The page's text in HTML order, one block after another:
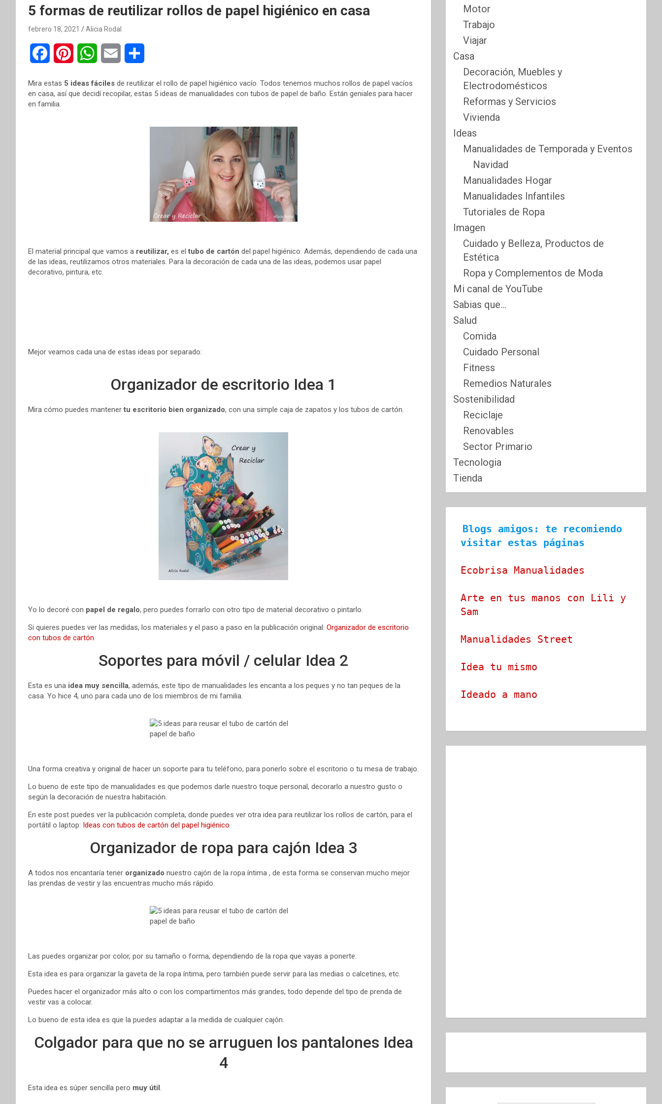
5 formas de reutilizar rollos de papel higiénico en casa
febrero 18, 2021 Alicia Rodal
c n a a m
Mira estas 5 ideas fáciles de reutilizar el rollo de papel higiénico vacío. Todos tenemos muchos rollos de papel vacíos
en casa, así que decidí recopilar, estas 5 ideas de manualidades con tubos de papel de baño. Están geniales para hacer
en familia.
El material principal que vamos a reutilizar, es eltubo de cartón del papel higiénico. Además, dependiendo de cada una
de las ideas, reutilizamos otros materiales. Para la decoración de cada una de las ideas, podemos usar papel
decorativo, pintura, etc.
Mejor veamos cada una de estas ideas por separado:
Organizador de escritorio Idea 1
Mira cómo puedes mantenertu escritorio bien organizado, con una simple caja de zapatos y los tubos de cartón.
Yo lo decoré con papel de regalo, pero puedes forrarlo con otro tipo de material decorativo o pintarlo.
Si quieres puedes ver las medidas, los materiales y el paso a paso en la publicación original: Organizador de escritorio
con tubos de cartón
Soportes para móvil / celular Idea 2
Esta es una idea muy sencilla, además, este tipo de manualidades les encanta a los peques y no tan peques de la
casa. Yo hice 4, uno para cada uno de los miembros de mi familia.
Una forma creativa y original de hacer un soporte para tu teléfono, para ponerlo sobre el escritorio o tu mesa de trabajo.
Lo bueno de este tipo de manualidades es que podemos darle nuestro toque personal, decorarlo a nuestro gusto o
según la decoración de nuestra habitación.
En este post puedes ver la publicación completa, donde puedes ver otra idea para reutilizar los rollos de cartón, para el
portátil o laptop: Ideas con tubos de cartón del papel higiénico
Organizador de ropa para cajón Idea 3
A todos nos encantaría tener organizado nuestro cajón de la ropa íntima , de esta forma se conservan mucho mejor
las prendas de vestir y las encuentras mucho más rápido.
Las puedes organizar por color, por su tamaño o forma, dependiendo de la ropa que vayas a ponerte.
Esta idea es para organizar la gaveta de la ropa íntima, pero también puede servir para las medias o calcetines, etc.
Puedes hacer el organizador más alto o con los compartimentos más grandes, todo depende del tipo de prenda de
vestir vas a colocar.
Lo bueno de esta idea es que la puedes adaptar a la medida de cualquier cajón.
Colgador para que no se arruguen los pantalones Idea
4
Esta idea es súper sencilla pero muy útil.
Motor
Trabajo
Viajar
Casa
Decoración, Muebles y
Electrodomésticos
Reformas y Servicios
Vivienda
Ideas
Manualidades de Temporada y Eventos
Navidad
Manualidades Hogar
Manualidades Infantiles
Tutoriales de Ropa
Imagen
Cuidado y Belleza, Productos de
Estética
Ropa y Complementos de Moda
Mi canal de YouTube
Sabias que…
Salud
Comida
Cuidado Personal
Fitness
Remedios Naturales
Sostenibilidad
Reciclaje
Renovables
Sector Primario
Tecnologia
Tienda
Blogs amigos: te recomiendo
visitar estas páginas
Ecobrisa Manualidades
Arte en tus manos con Lili y
Sam
Manualidades Street
Idea tu mismo
Ideado a mano